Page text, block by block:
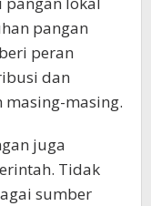
pangan
peran
dan
masing-masing.
juga
Tidak
sumber